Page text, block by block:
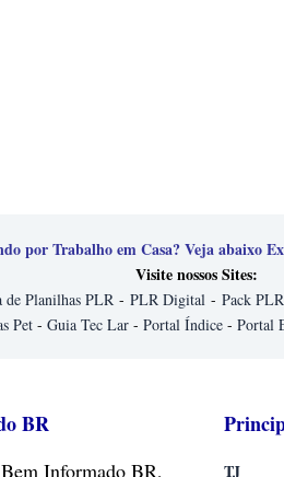
por Trabalho em Casa? Veja abaixo
Visite nossos Sites:
de Planilhas PLR- PLR Digital- Pack PLR
Pet - Guia Tec Lar - Portal Índice - Portal
BR
Informado BR, TJ